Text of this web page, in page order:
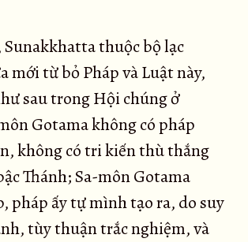
Sunakkhatta thuộc bộ lạc
mới từ bỏ Pháp và Luật này,
sau trong Hội chúng ở
Gotama không có pháp
không có tri kiến thù thắng
Thánh; Sa-môn Gotama
pháp ấy tự mình tạo ra, do suy
tùy thuận trắc nghiệm, và